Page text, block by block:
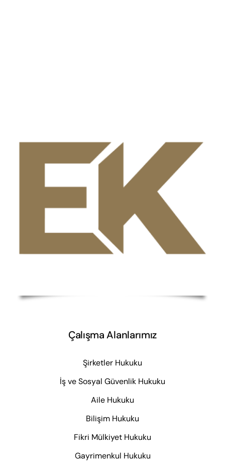
Çalışma Alanlarımız
Şirketler Hukuku
İş ve Sosyal Güvenlik Hukuku
Aile Hukuku
Bilişim Hukuku
Fikri Mülkiyet Hukuku
Gayrimenkul Hukuku